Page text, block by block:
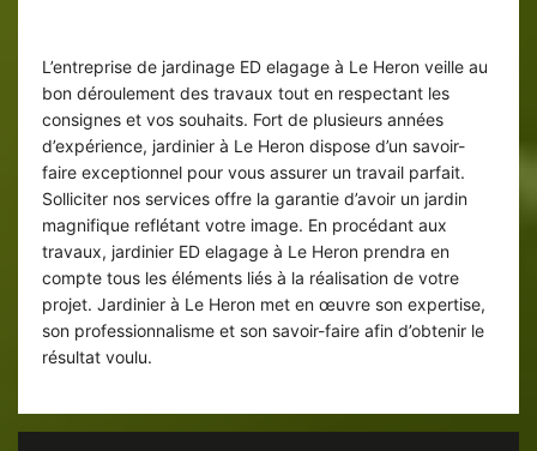
L’entreprise de jardinage ED elagage à Le Heron veille au
bon déroulement des travaux tout en respectant les
consignes et vos souhaits. Fort de plusieurs années
d’expérience, jardinier à Le Heron dispose d’un savoir-
faire exceptionnel pour vous assurer un travail parfait.
Solliciter nos services offre la garantie d’avoir un jardin
magnifique reflétant votre image. En procédant aux
travaux, jardinier ED elagage à Le Heron prendra en
compte tous les éléments liés à la réalisation de votre
projet. Jardinier à Le Heron met en œuvre son expertise,
son professionnalisme et son savoir-faire afin d’obtenir le
résultat voulu.